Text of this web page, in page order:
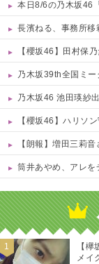
本日8/6の乃木坂46
長濱ねる、事務所
【櫻坂46】田村保
乃木坂39th全国ミーグリ1
乃木坂46 池田瑛紗出演「小
【櫻坂46】ハリソ
【朗報】増田三莉
筒井あやめ、アレを
【
メイ